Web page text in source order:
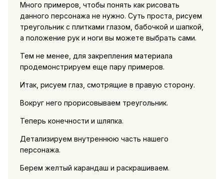
Много примеров, чтобы понять как рисовать
данного персонажа не нужно. Суть проста, рисуем
треугольник с плитками глазом, бабочкой и шапкой,
а положение рук и ноги вы можете выбрать сами.
Тем не менее, для закрепления материала
продемонстрируем еще пару примеров.
Итак, рисуем глаз, смотрящие в правую сторону.
Вокруг него прорисовываем треугольник.
Теперь конечности и шляпка.
Детализируем внутреннюю часть нашего
персонажа.
Берем желтый карандаш и раскрашиваем.